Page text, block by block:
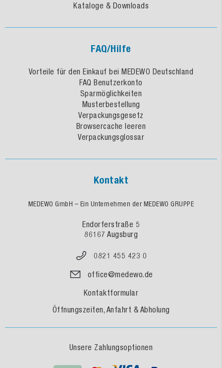
Kataloge & Downloads
FAQ/Hilfe
Vorteile für den Einkauf bei MEDEWO Deutschland
FAQ Benutzerkonto
Sparmöglichkeiten
Musterbestellung
Verpackungsgesetz
Browsercache leeren
Verpackungsglossar
Kontakt
MEDEWO GmbH – Ein Unternehmen der MEDEWO GRUPPE
Endorferstraße 5
86167 Augsburg
0821 455 423 0
office@medewo.de
Kontaktformular
Öffnungszeiten, Anfahrt & Abholung
Unsere Zahlungsoptionen